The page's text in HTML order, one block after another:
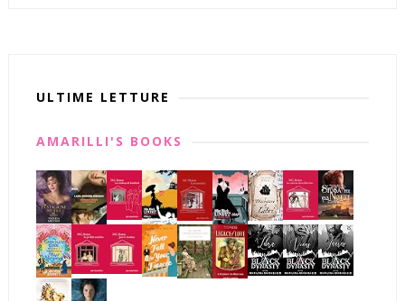
ULTIME LETTURE
AMARILLI'S BOOKS